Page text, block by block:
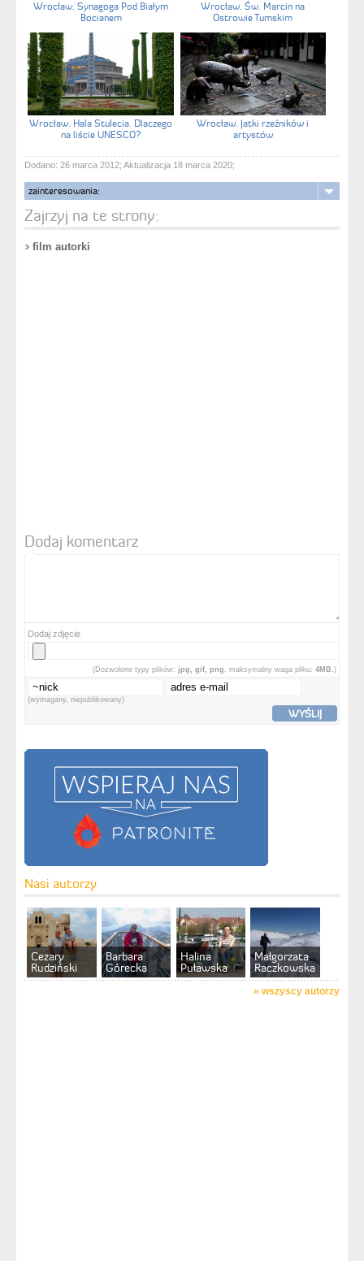
Wrocław. Synagoga Pod Białym
Bocianem
Wrocław. Św. Marcin na
Ostrowie Tumskim
Wrocław. Hala Stulecia. Dlaczego
na liście UNESCO?
Wrocław. Jatki rzeźników i
artystów
Dodano: 26 marca 2012; Aktualizacja 18 marca 2020;
zainteresowania:
Zajrzyj na te strony:
film autorki
Dodaj komentarz
Dodaj zdjęcie
(Dozwolone typy plików: jpg, gif, png , maksymalny waga pliku: 4MB.)
(wymagany, niepublikowany)
WYŚLIJ
Nasi autorzy
Cezary
Rudziński
Barbara
Górecka
Halina
Puławska
Małgorzata
Raczkowska
» wszyscy autorzy